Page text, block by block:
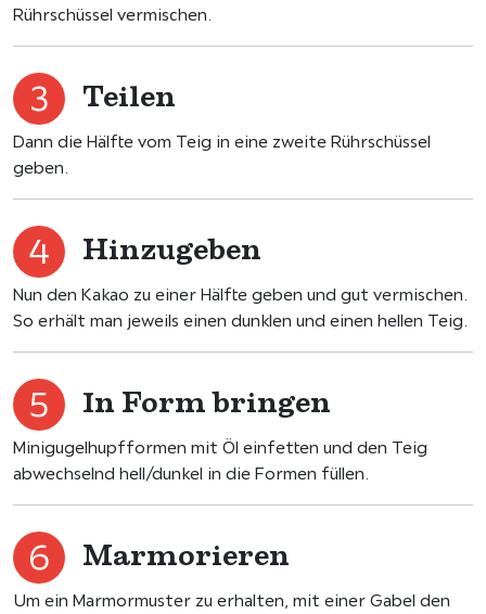
Rührschüssel vermischen.
Teilen
Dann die Hälfte vom Teig in eine zweite Rührschüssel
geben.
Hinzugeben
Nun den Kakao zu einer Hälfte geben und gut vermischen.
So erhält man jeweils einen dunklen und einen hellen Teig.
In Form bringen
Minigugelhupfformen mit Öl einfetten und den Teig
abwechselnd hell/dunkel in die Formen füllen.
Marmorieren
Um ein Marmormuster zu erhalten, mit einer Gabel den